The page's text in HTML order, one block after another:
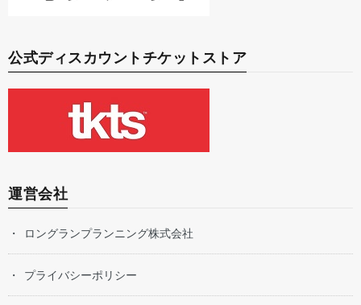
公式ディスカウントチケットストア
運営会社
ロングランプランニング株式会社
プライバシーポリシー